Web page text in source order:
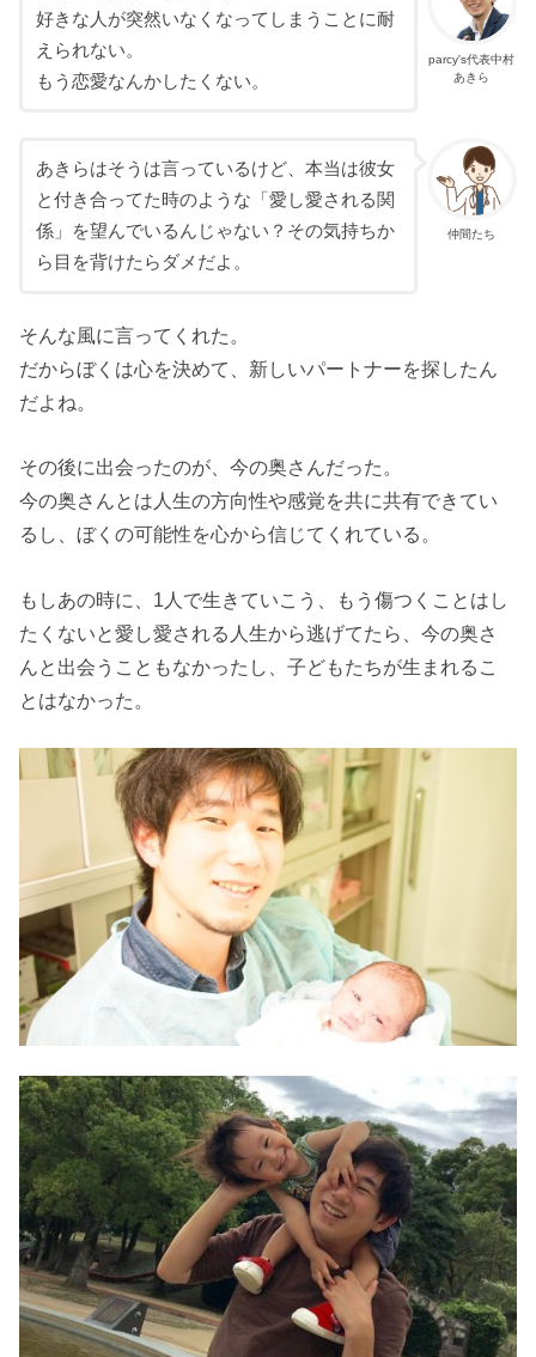
parcy's代表中村
あきら
好きな人が突然いなくなってしまうことに耐
えられない。
もう恋愛なんかしたくない。
仲間たち
あきらはそうは言っているけど、本当は彼女
と付き合ってた時のような「愛し愛される関
係」を望んでいるんじゃない？その気持ちか
ら目を背けたらダメだよ。
そんな風に言ってくれた。
だからぼくは心を決めて、新しいパートナーを探したん
だよね。
その後に出会ったのが、今の奥さんだった。
今の奥さんとは人生の方向性や感覚を共に共有できてい
るし、ぼくの可能性を心から信じてくれている。
もしあの時に、1人で生きていこう、もう傷つくことはし
たくないと愛し愛される人生から逃げてたら、今の奥さ
んと出会うこともなかったし、子どもたちが生まれるこ
とはなかった。